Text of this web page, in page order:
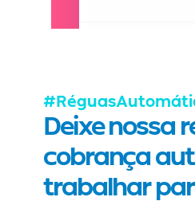
Deixe nossa
cobrança
trabalhar